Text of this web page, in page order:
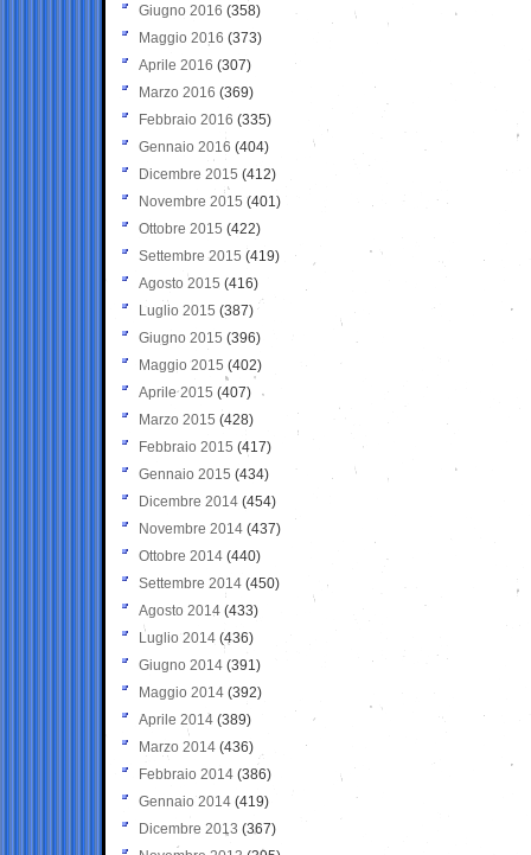
Giugno 2016 (358)
Maggio 2016 (373)
Aprile 2016 (307)
Marzo 2016 (369)
Febbraio 2016 (335)
Gennaio 2016 (404)
Dicembre 2015 (412)
Novembre 2015 (401)
Ottobre 2015 (422)
Settembre 2015 (419)
Agosto 2015 (416)
Luglio 2015 (387)
Giugno 2015 (396)
Maggio 2015 (402)
Aprile 2015 (407)
Marzo 2015 (428)
Febbraio 2015 (417)
Gennaio 2015 (434)
Dicembre 2014 (454)
Novembre 2014 (437)
Ottobre 2014 (440)
Settembre 2014 (450)
Agosto 2014 (433)
Luglio 2014 (436)
Giugno 2014 (391)
Maggio 2014 (392)
Aprile 2014 (389)
Marzo 2014 (436)
Febbraio 2014 (386)
Gennaio 2014 (419)
Dicembre 2013 (367)